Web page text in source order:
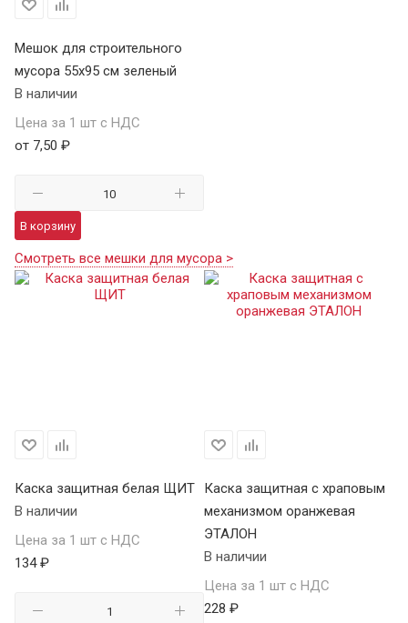
Мешок для строительного
мусора 55х95 см зеленый
В наличии
Цена за 1 шт с НДС
от 7,50 ₽
В корзину
Смотреть все мешки для мусора >
Каска защитная белая ЩИТ
В наличии
Цена за 1 шт с НДС
134 ₽
Каска защитная с храповым
механизмом оранжевая
ЭТАЛОН
В наличии
Цена за 1 шт с НДС
228 ₽